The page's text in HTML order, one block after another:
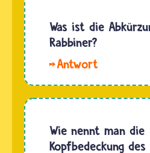
Was ist die
Rabbiner?
Die
von
Rabbiner
Wie nennt man die
Kopfbedeckung des